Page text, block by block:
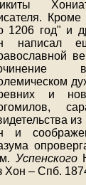
1206 год" и
написал
и
и
Успенского
Хон – Спб.